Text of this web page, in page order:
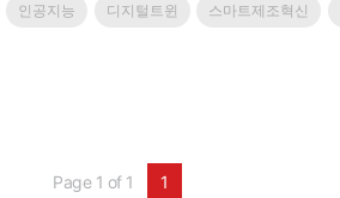
인공지능 디지털트윈 스마트제조혁신
Page 1 of 1 1